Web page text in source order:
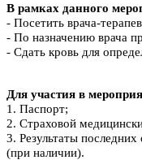
В рамках данного
- Посетить врача-
- По назначению врача
- Сдать кровь для
Для участия в
1. Паспорт;
2. Страховой
3. Результаты
(при наличии).